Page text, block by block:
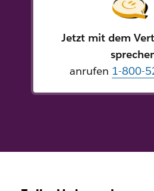
Jetzt mit dem
anrufen 1-800-